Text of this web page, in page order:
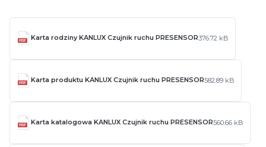
Karta rodziny KANLUX Czujnik ruchu PRESENSOR376.72 kB
Karta produktu KANLUX Czujnik ruchu PRESENSOR582.89 kB
Karta katalogowa KANLUX Czujnik ruchu PRESENSOR560.66 kB